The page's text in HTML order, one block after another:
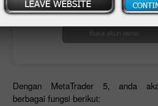
Buka akun trading
Buka akun demo
Dengan MetaTrader 5, anda
berbagai fungsi berikut: